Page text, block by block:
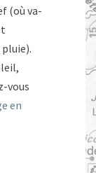
(où va-
vous
en